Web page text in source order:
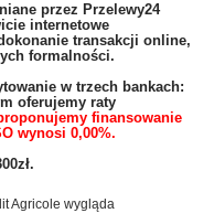
przez Przelewy24
internetowe
transakcji online,
formalności.
w trzech bankach:
oferujemy raty
finansowanie
wynosi 0,00%.
Agricole wygląda